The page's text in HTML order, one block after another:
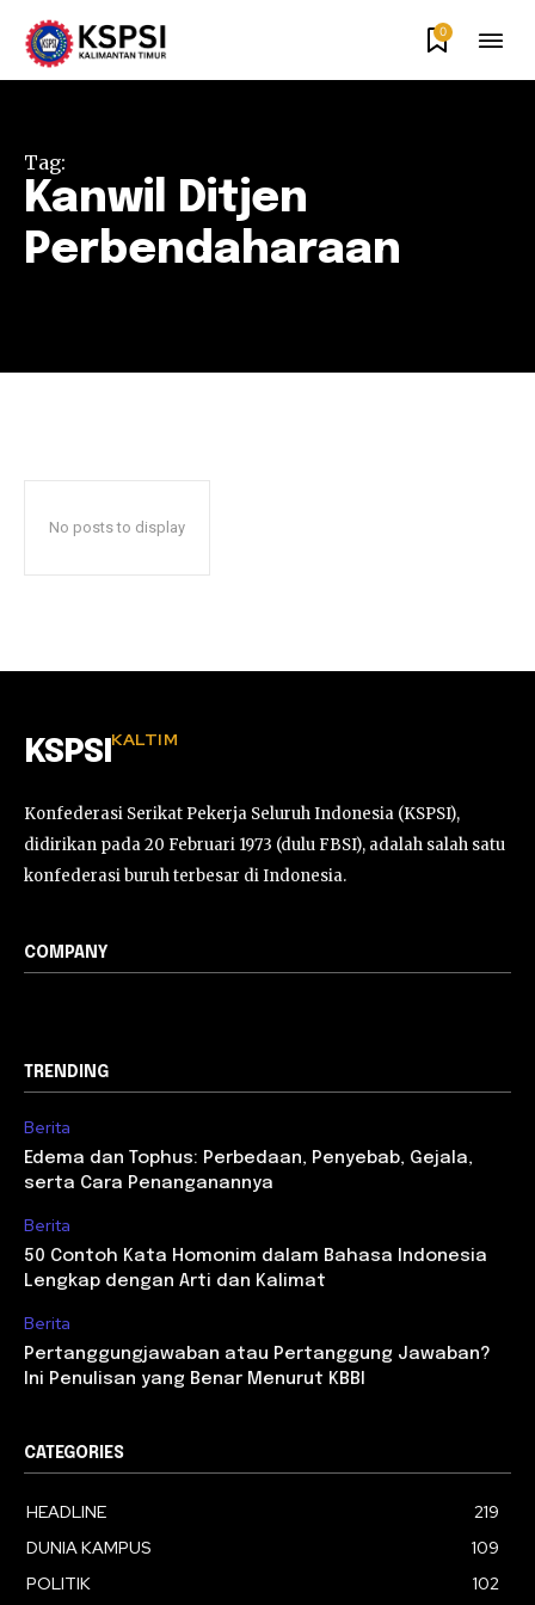
0
Tag:
Kanwil Ditjen
Perbendaharaan
No posts to display
KSPSI KALTIM
Konfederasi Serikat Pekerja Seluruh Indonesia (KSPSI),
didirikan pada 20 Februari 1973 (dulu FBSI), adalah salah satu
konfederasi buruh terbesar di Indonesia.
COMPANY
TRENDING
Berita
Edema dan Tophus: Perbedaan, Penyebab, Gejala,
serta Cara Penanganannya
Berita
50 Contoh Kata Homonim dalam Bahasa Indonesia
Lengkap dengan Arti dan Kalimat
Berita
Pertanggungjawaban atau Pertanggung Jawaban?
Ini Penulisan yang Benar Menurut KBBI
CATEGORIES
HEADLINE
219
DUNIA KAMPUS
109
POLITIK
102